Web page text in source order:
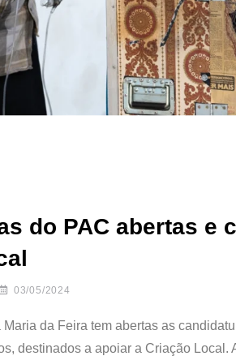
do PAC abertas e
03/05/2024
da Feira tem abertas as
destinados a apoiar a Criação